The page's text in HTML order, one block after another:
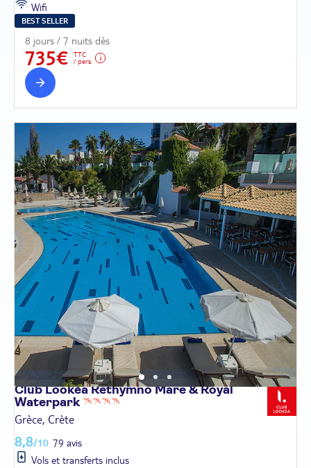
Wifi
BEST SELLER
8 jours / 7 nuits dès
735€
TTC
/ pers.
Club Lookéa Rethymno Mare & Royal
Waterpark
Grèce, Crète
8,8/10 79 avis
Vols et transferts inclus